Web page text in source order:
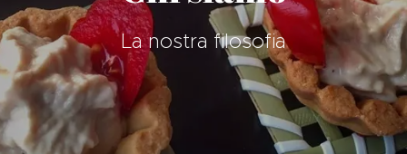
La nostra filosofia